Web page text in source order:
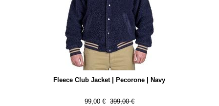
Fleece Club Jacket | Pecorone | Navy
99,00 € 399,00 €